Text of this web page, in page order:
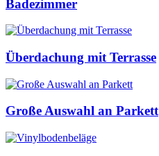
Badezimmer
Überdachung mit Terrasse
Große Auswahl an Parkett